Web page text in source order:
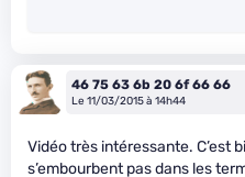
46 75 63 6b 20 6f 66 66
Le 11/03/2015 à 14h44
Vidéo très intéressante. C’est
s’embourbent pas dans les